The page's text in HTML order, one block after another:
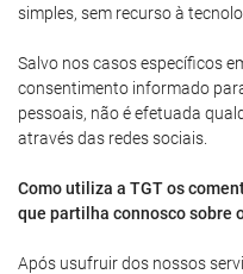
simples, sem recurso à
Salvo nos casos específicos
consentimento informado
pessoais, não é efetuada
através das redes sociais.
Como utiliza a TGT os
que partilha connosco sobre
Após usufruir dos nossos